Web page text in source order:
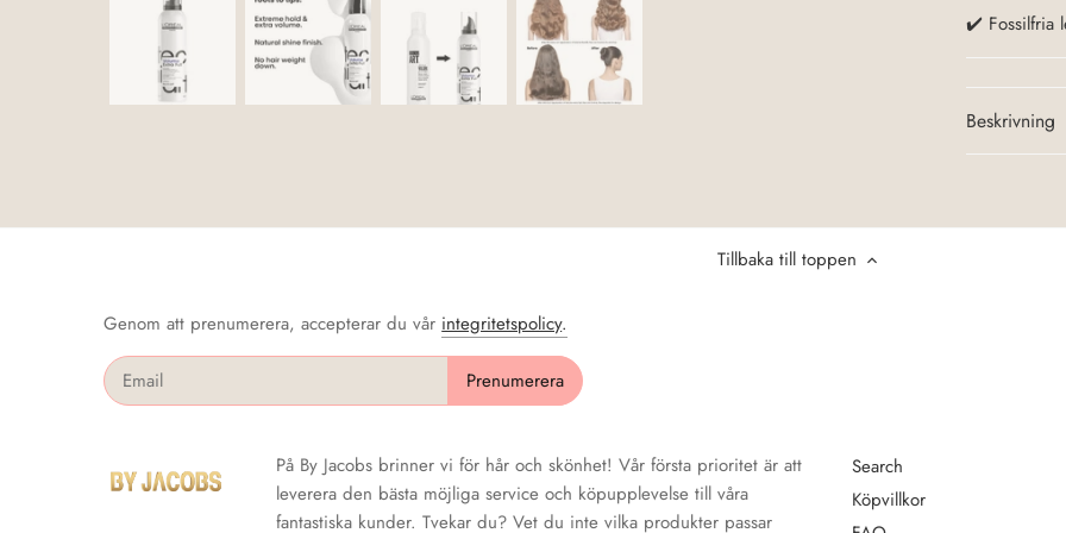
✔️ Fossilfria
Beskrivning
Tillbaka till toppen
Genom att prenumerera, accepterar du vår integritetspolicy.
På By Jacobs brinner vi för hår och skönhet! Vår första prioritet är att
leverera den bästa möjliga service och köpupplevelse till våra
fantastiska kunder. Tvekar du? Vet du inte vilka produkter passar
Search
Köpvillkor